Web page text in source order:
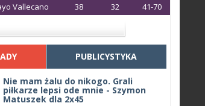
Vallecano 38 32 41-70
PUBLICYSTYKA
Nie mam żalu do nikogo. Grali
piłkarze lepsi ode mnie - Szymon
Matuszek dla 2x45